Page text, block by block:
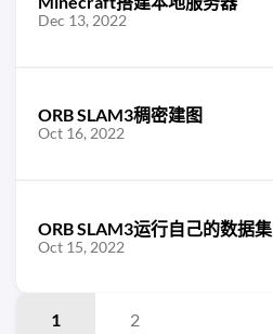
Dec 13, 2022
ORB SLAM3稠密建图
Oct 16, 2022
ORB SLAM3运行自己的数据集
Oct 15, 2022
1 2